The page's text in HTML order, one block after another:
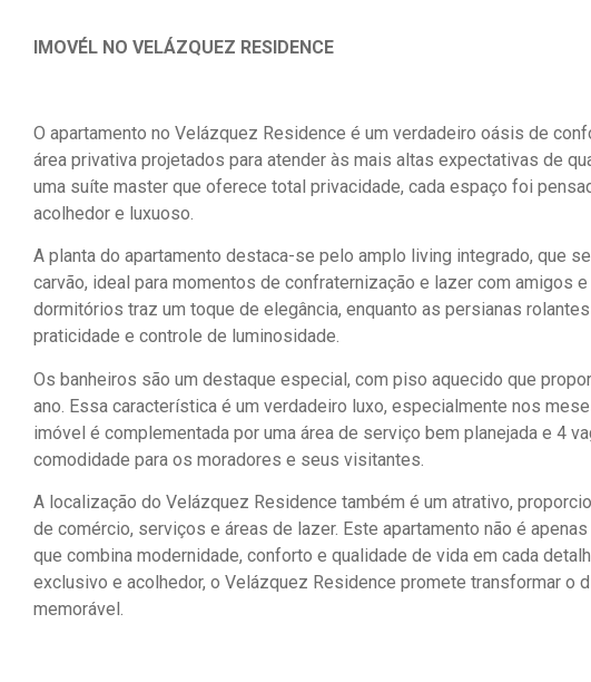
IMOVÉL NO VELÁZQUEZ RESIDENCE
O apartamento no Velázquez Residence é um verdadeiro oásis de
área privativa projetados para atender às mais altas expectativas de
uma suíte master que oferece total privacidade, cada espaço foi
acolhedor e luxuoso.
A planta do apartamento destaca-se pelo amplo living integrado, que
carvão, ideal para momentos de confraternização e lazer com amigos
dormitórios traz um toque de elegância, enquanto as persianas
praticidade e controle de luminosidade.
Os banheiros são um destaque especial, com piso aquecido que
ano. Essa característica é um verdadeiro luxo, especialmente nos
imóvel é complementada por uma área de serviço bem planejada e 4
comodidade para os moradores e seus visitantes.
A localização do Velázquez Residence também é um atrativo,
de comércio, serviços e áreas de lazer. Este apartamento não é
que combina modernidade, conforto e qualidade de vida em cada
exclusivo e acolhedor, o Velázquez Residence promete transformar o
memorável.